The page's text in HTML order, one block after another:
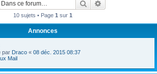
Rechercher
10 sujets • Page 1 sur 1
Annonces
par Draco « 08 déc. 2015 08:37
Mail